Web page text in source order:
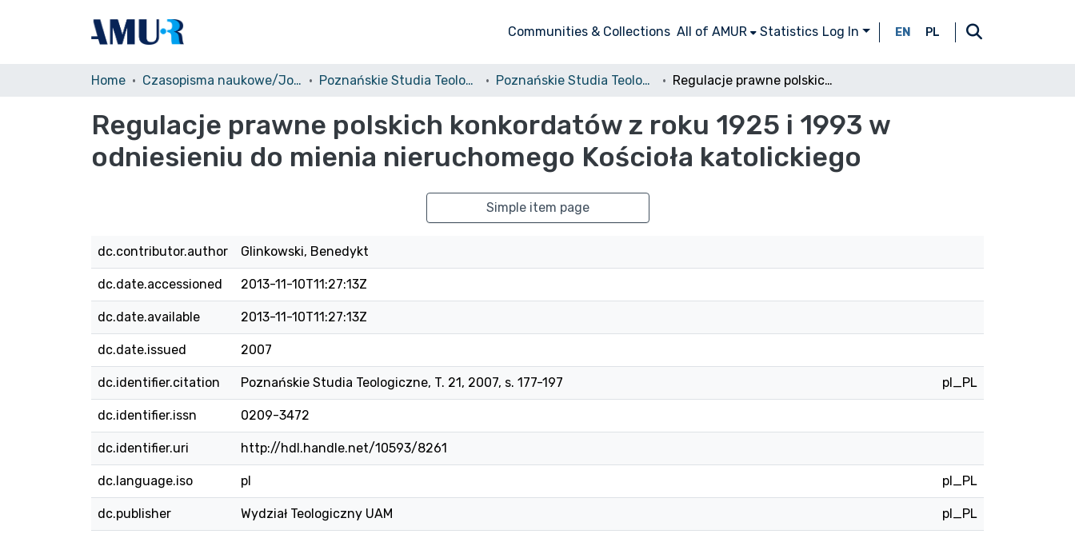
Communities & Collections All of AMUR Statistics Log In EN PL
Home Czasopisma naukowe/Journals Poznańskie Studia Teologiczne Poznańskie Studia Teologiczne, T. 21, 2007 Regulacje prawne polskich konkordatów z roku 1925 i 1993 w odniesieniu do mienia nieruchomego Kościoła katolickiego
Regulacje prawne polskich konkordatów z roku 1925 i 1993 w
odniesieniu do mienia nieruchomego Kościoła katolickiego
Simple item page
dc.contributor.author Glinkowski, Benedykt
dc.date.accessioned 2013-11-10T11:27:13Z
dc.date.available 2013-11-10T11:27:13Z
dc.date.issued 2007
dc.identifier.citation Poznańskie Studia Teologiczne, T. 21, 2007, s. 177-197 pl_PL
dc.identifier.issn 0209-3472
dc.identifier.uri http://hdl.handle.net/10593/8261
dc.language.iso pl pl_PL
dc.publisher Wydział Teologiczny UAM pl_PL